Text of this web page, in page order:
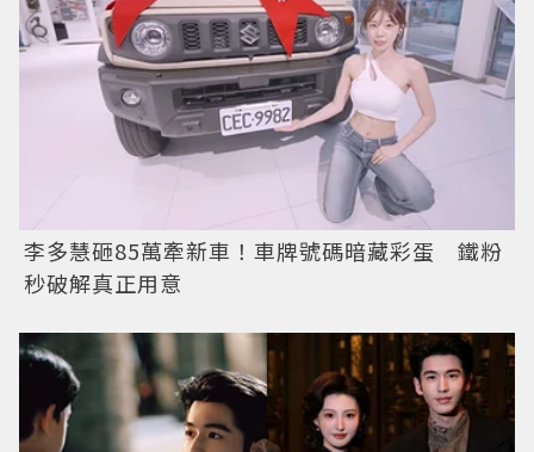
李多慧砸85萬牽新車！車牌號碼暗藏彩蛋 鐵粉
秒破解真正用意